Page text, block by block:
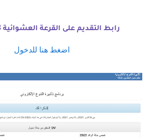
رابط التقديم على القرعة العشوائية 2023-2022
اضغط هنا للدخول